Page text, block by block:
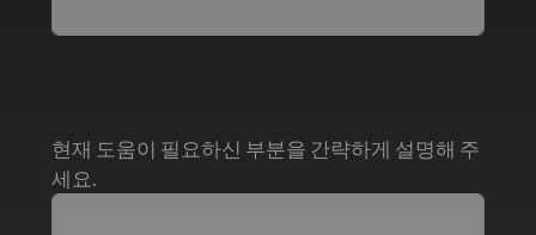
현재 도움이 필요하신 부분을 간략하게 설명해 주
세요.